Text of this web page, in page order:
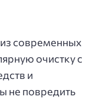
современных
очистку с
и
не повредить